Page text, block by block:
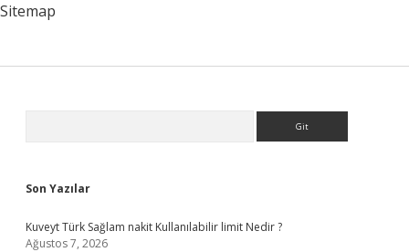
Sitemap
Son Yazılar
Kuveyt Türk Sağlam nakit Kullanılabilir limit Nedir ?
Ağustos 7, 2026